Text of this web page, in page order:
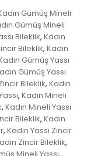
Gümüş Mineli
Gümüş Mineli
Bileklik, Kadın
Bileklik, Kadın
Gümüş Yassı
Gümüş Yassı
Bileklik, Kadın
, Kadın Mineli
, Kadın Mineli Yassı
Bileklik, Kadın
, Kadın Yassı Zincir
Zincir Bileklik,